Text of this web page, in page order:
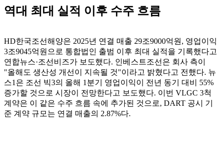
역대 최대 실적 이후 수주 흐름
HD한국조선해양은 2025년 연결 매출 29조9000억원, 영업이익
3조9045억원으로 통합법인 출범 이후 최대 실적을 기록했다고
연합뉴스·조선비즈가 보도했다. 인베스트조선은 회사 측이
"올해도 생산성 개선이 지속될 것"이라고 밝혔다고 전했다. 뉴
스1은 조선 빅3의 올해 1분기 영업이익이 전년 동기 대비 55%
증가할 것으로 시장이 전망한다고 보도했다. 이번 VLGC 3척
계약은 이 같은 수주 흐름 속에 추가된 것으로, DART 공시 기
준 계약 규모는 연결 매출의 2.87%다.